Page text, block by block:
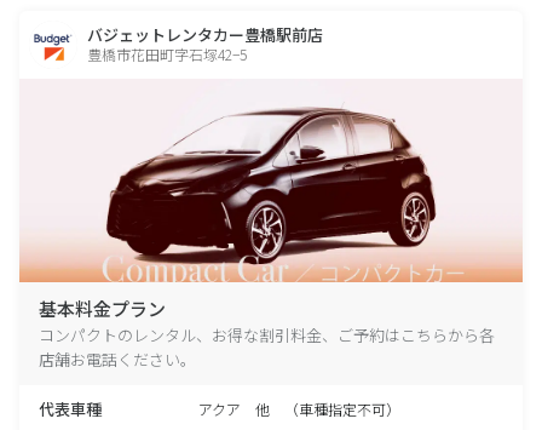
バジェットレンタカー豊橋駅前店
豊橋市花田町字石塚42−5
基本料金プラン
コンパクトのレンタル、お得な割引料金、ご予約はこちらから各
店舗お電話ください。
代表車種 アクア 他 （車種指定不可）